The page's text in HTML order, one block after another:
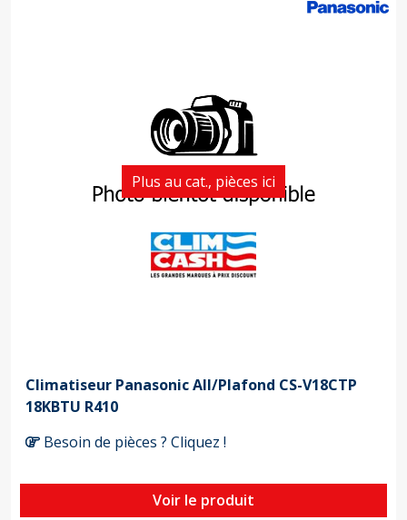
Plus au cat., pièces ici
Climatiseur Panasonic All/Plafond CS-V18CTP
18KBTU R410
Besoin de pièces ? Cliquez !
Voir le produit